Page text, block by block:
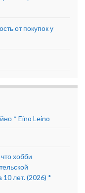
от покупок у
* Eino Leino
хобби
10 лет. (2026) *